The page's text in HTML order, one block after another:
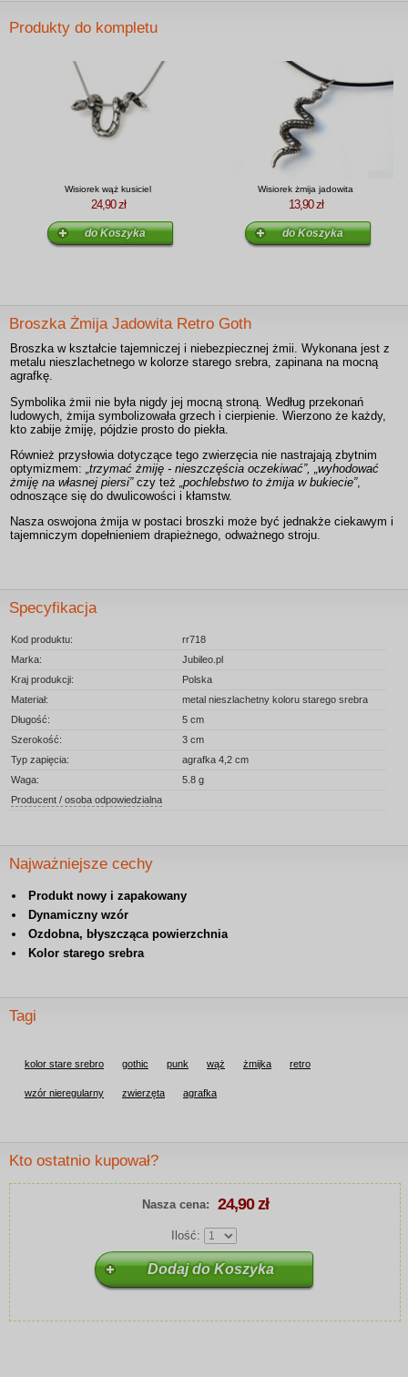
Produkty do kompletu
Wisiorek wąż kusiciel
24,90 zł
Wisiorek żmija jadowita
13,90 zł
Broszka Żmija Jadowita Retro Goth
Broszka w kształcie tajemniczej i niebezpiecznej żmii. Wykonana jest z
metalu nieszlachetnego w kolorze starego srebra, zapinana na mocną
agrafkę.
Symbolika żmii nie była nigdy jej mocną stroną. Według przekonań
ludowych, żmija symbolizowała grzech i cierpienie. Wierzono że każdy,
kto zabije żmiję, pójdzie prosto do piekła.
Również przysłowia dotyczące tego zwierzęcia nie nastrajają zbytnim
optymizmem: „trzymać żmiję - nieszczęścia oczekiwać”, „wyhodować
żmiję na własnej piersi”czy też „pochlebstwo to żmija w bukiecie”,
odnoszące się do dwulicowości i kłamstw.
Nasza oswojona żmija w postaci broszki może być jednakże ciekawym i
tajemniczym dopełnieniem drapieżnego, odważnego stroju.
Specyfikacja
Kod produktu:
rr718
Marka:
Jubileo.pl
Kraj produkcji:
Polska
Materiał:
metal nieszlachetny koloru starego srebra
Długość:
5 cm
Szerokość:
3 cm
Typ zapięcia:
agrafka 4,2 cm
Waga:
5.8 g
Producent / osoba odpowiedzialna
Najważniejsze cechy
Produkt nowy i zapakowany
Dynamiczny wzór
Ozdobna, błyszcząca powierzchnia
Kolor starego srebra
Tagi
kolor stare srebro gothic punk wąż żmijka retro
wzór nieregularny zwierzęta agrafka
Kto ostatnio kupował?
Nasza cena: 24,90 zł
Ilość: